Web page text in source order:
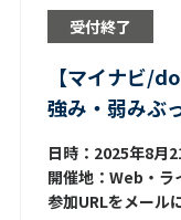
受付終了
【マイナビ/
強み・弱みぶ
日時：2025年8月
開催地：Web・
参加URLをメール